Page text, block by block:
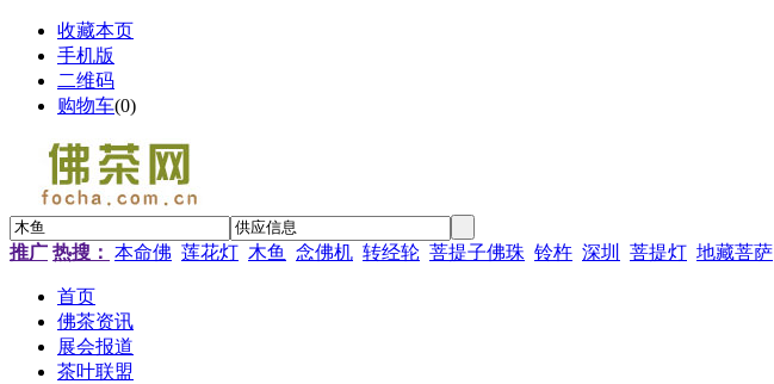
收藏本页
手机版
二维码
购物车(0)
推广 热搜： 本命佛 莲花灯 木鱼 念佛机 转经轮 菩提子佛珠 铃杵 深圳 菩提灯 地藏菩萨
首页
佛茶资讯
展会报道
茶叶联盟